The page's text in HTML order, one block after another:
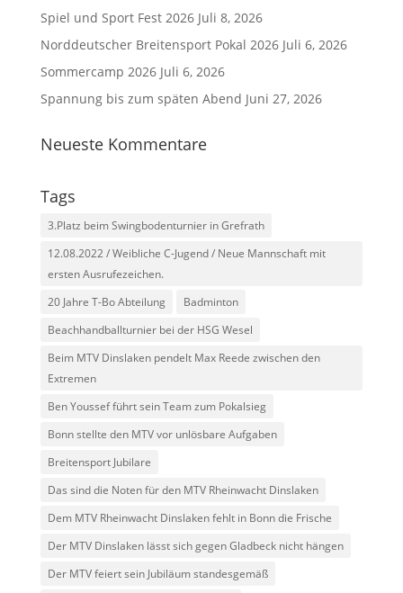
Spiel und Sport Fest 2026 Juli 8, 2026
Norddeutscher Breitensport Pokal 2026 Juli 6, 2026
Sommercamp 2026 Juli 6, 2026
Spannung bis zum späten Abend Juni 27, 2026
Neueste Kommentare
Tags
3.Platz beim Swingbodenturnier in Grefrath
12.08.2022 / Weibliche C-Jugend / Neue Mannschaft mit
ersten Ausrufezeichen.
20 Jahre T-Bo Abteilung
Badminton
Beachhandballturnier bei der HSG Wesel
Beim MTV Dinslaken pendelt Max Reede zwischen den
Extremen
Ben Youssef führt sein Team zum Pokalsieg
Bonn stellte den MTV vor unlösbare Aufgaben
Breitensport Jubilare
Das sind die Noten für den MTV Rheinwacht Dinslaken
Dem MTV Rheinwacht Dinslaken fehlt in Bonn die Frische
Der MTV Dinslaken lässt sich gegen Gladbeck nicht hängen
Der MTV feiert sein Jubiläum standesgemäß